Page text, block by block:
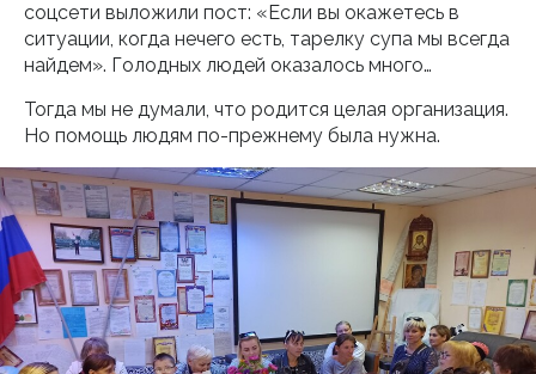
соцсети выложили пост: «Если вы окажетесь в
ситуации, когда нечего есть, тарелку супа мы всегда
найдем». Голодных людей оказалось много…
Тогда мы не думали, что родится целая организация.
Но помощь людям по-прежнему была нужна.